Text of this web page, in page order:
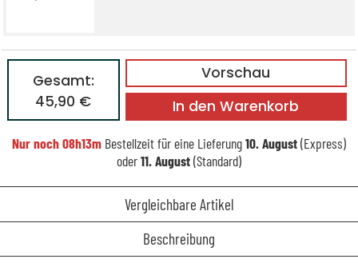
Vorschau
Gesamt:
45,90 €
In den Warenkorb
Nur noch08h13m Bestellzeit für eine Lieferung10. August(Express)
oder11. August(Standard)
Vergleichbare Artikel
Beschreibung